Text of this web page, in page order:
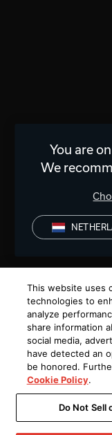
You are
We
This website uses
technologies to
analyze
share information
social media,
have detected an
be honored.
Cookie Policy.
Do Not Sell